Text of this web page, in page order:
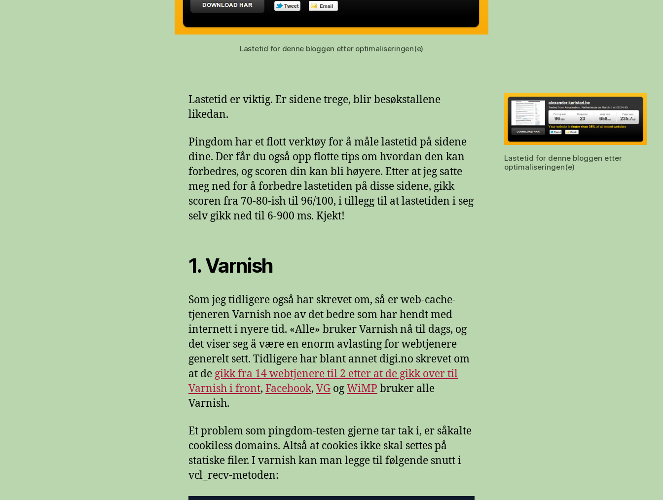
Lastetid for denne bloggen etter optimaliseringen(e)
Lastetid for denne bloggen etter
optimaliseringen(e)
Lastetid er viktig. Er sidene trege, blir besøkstallene
likedan.
Pingdom har et flott verktøy for å måle lastetid på sidene
dine. Der får du også opp flotte tips om hvordan den kan
forbedres, og scoren din kan bli høyere. Etter at jeg satte
meg ned for å forbedre lastetiden på disse sidene, gikk
scoren fra 70-80-ish til 96/100, i tillegg til at lastetiden i seg
selv gikk ned til 6-900 ms. Kjekt!
1. Varnish
Som jeg tidligere også har skrevet om, så er web-cache-
tjeneren Varnish noe av det bedre som har hendt med
internett i nyere tid. «Alle» bruker Varnish nå til dags, og
det viser seg å være en enorm avlasting for webtjenere
generelt sett. Tidligere har blant annet digi.no skrevet om
at de gikk fra 14 webtjenere til 2 etter at de gikk over til
Varnish i front, Facebook, VG ogWiMP bruker alle
Varnish.
Et problem som pingdom-testen gjerne tar tak i, er såkalte
cookiless domains. Altså at cookies ikke skal settes på
statiske filer. I varnish kan man legge til følgende snutt i
vcl_recv-metoden: